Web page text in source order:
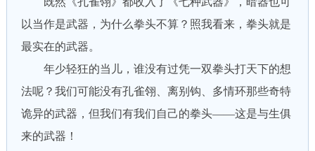
以当作是武器，为什么拳头不算？照我看来，拳头就是
最实在的武器。
年少轻狂的当儿，谁没有过凭一双拳头打天下的想
法呢？我们可能没有孔雀翎、离别钩、多情环那些奇特
诡异的武器，但我们有我们自己的拳头——这是与生俱
来的武器！